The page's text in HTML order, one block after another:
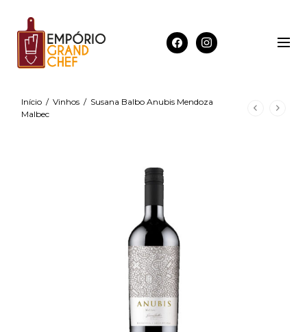
Início / Vinhos / Susana Balbo Anubis Mendoza
Malbec